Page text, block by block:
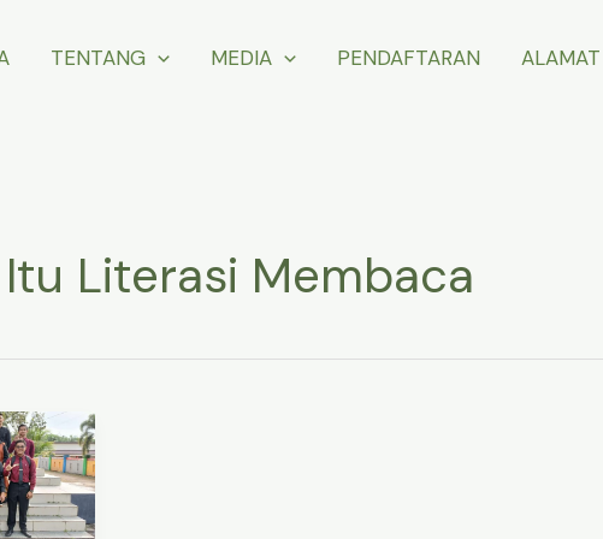
TENTANG MEDIA PENDAFTARAN
Literasi Membaca